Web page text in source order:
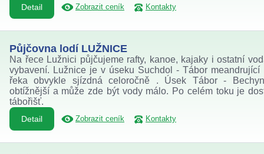
Detail Zobrazit ceník Kontakty
Půjčovna lodí LUŽNICE
Na řece Lužnici půjčujeme rafty, kanoe, kajaky i ostatní
vybavení. Lužnice je v úseku Suchdol - Tábor meandrující
řeka obvykle sjízdná celoročně . Úsek Tábor -
obtížnější a může zde být vody málo. Po celém toku je
tábořišť.
Detail Zobrazit ceník Kontakty